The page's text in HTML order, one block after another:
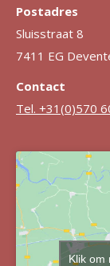
Postadres
Sluisstraat 8
7411 EG
Contact
Tel. +31(0)570
Klik om